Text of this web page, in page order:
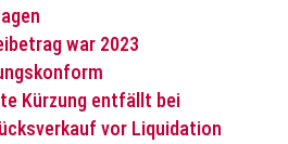
war 2023
Kürzung entfällt bei
vor Liquidation